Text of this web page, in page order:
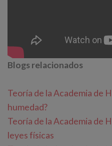
Blogs relacionados
Teoría de la Academia de
humedad?
Teoría de la Academia de
leyes físicas